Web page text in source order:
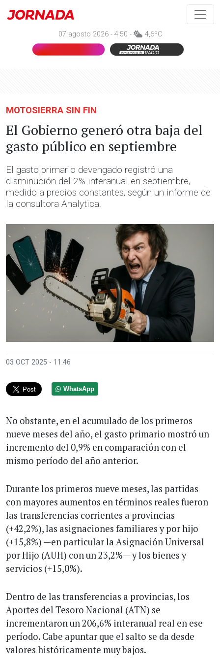
07 agosto 2026 - 4:50 - 4,6ºC
MOTOSIERRA SIN FIN
El Gobierno generó otra baja del
gasto público en septiembre
El gasto primario devengado registró una
disminución del 2% interanual en septiembre,
medido a precios constantes, según un informe de
la consultora Analytica.
03 OCT 2025 - 11:46
WhatsApp
No obstante, en el acumulado de los primeros
nueve meses del año, el gasto primario mostró un
incremento del 0,9% en comparación con el
mismo período del año anterior.
Durante los primeros nueve meses, las partidas
con mayores aumentos en términos reales fueron
las transferencias corrientes a provincias
(+42,2%), las asignaciones familiares y por hijo
(+15,8%) —en particular la Asignación Universal
por Hijo (AUH) con un 23,2%— y los bienes y
servicios (+15,0%).
Dentro de las transferencias a provincias, los
Aportes del Tesoro Nacional (ATN) se
incrementaron un 206,6% interanual real en ese
período. Cabe apuntar que el salto se da desde
valores históricamente muy bajos.